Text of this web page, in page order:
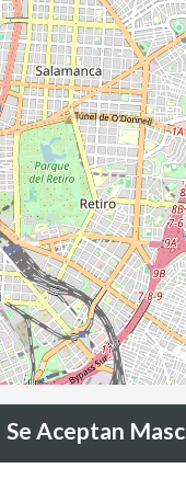
Se Aceptan